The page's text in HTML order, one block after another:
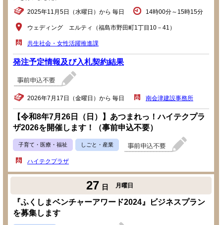
2025年11月5日（水曜日）から 毎日 14時00分～15時15分
ウェディング エルティ（福島市野田町1丁目10－41）
共生社会・女性活躍推進課
発注予定情報及び入札契約結果
2026年7月17日（金曜日）から 毎日 南会津建設事務所
【令和8年7月26日（日）】あつまれっ！ハイテクプラ
ザ2026を開催します！（事前申込不要）
子育て・医療・福祉 しごと・産業
ハイテクプラザ
27 日 月曜日
『ふくしまベンチャーアワード2024』ビジネスプラン
を募集します